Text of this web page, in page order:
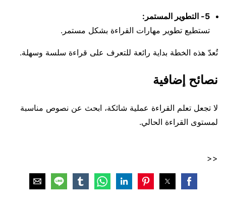
5- التطوير المستمر:
تستطيع تطوير مهارات القراءة بشكل مستمر.
تُعدّ هذه الخطة بداية رائعة للتعرف على قراءة سلسة وسهلة.
نصائح إضافية
لا تجعل تعلم القراءة عملية شائكة، ابحث عن نصوص مناسبة
لمستوى القراءة الحالي.
<<